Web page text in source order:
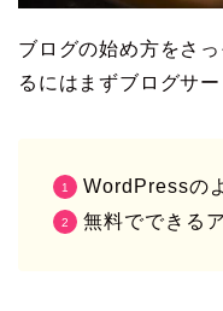
ブログの始め方をさ
るにはまずブログサ
WordPressの
無料でできる